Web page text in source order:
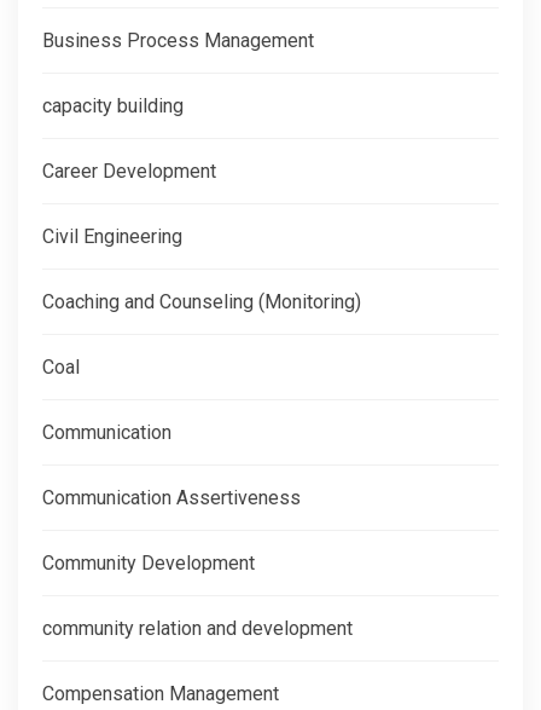
Business Process Management
capacity building
Career Development
Civil Engineering
Coaching and Counseling (Monitoring)
Coal
Communication
Communication Assertiveness
Community Development
community relation and development
Compensation Management